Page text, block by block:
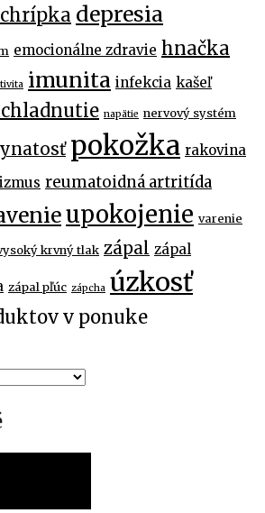
chrípka depresia
emocionálne zdravie hnačka
imunita infekcia kašeľ
napätie nervový systém
pokožka rakovina
reumatoidná artritída
upokojenie varenie
krvný tlak zápal zápal
zápal pľúc zápcha úzkosť
v ponuke